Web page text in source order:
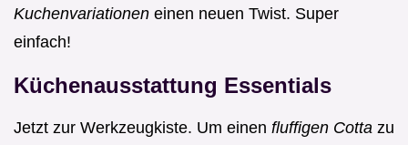
Kuchenvariationen einen neuen Twist. Super
einfach!
Küchenausstattung Essentials
Jetzt zur Werkzeugkiste. Um einen fluffigen Cotta zu